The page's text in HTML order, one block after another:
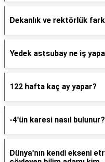
Dekanlık ve rektörlük
Yedek astsubay ne iş
122 hafta kaç ay yapar?
-4'ün karesi nasıl bulunur?
Dünya'nın kendi ekseni